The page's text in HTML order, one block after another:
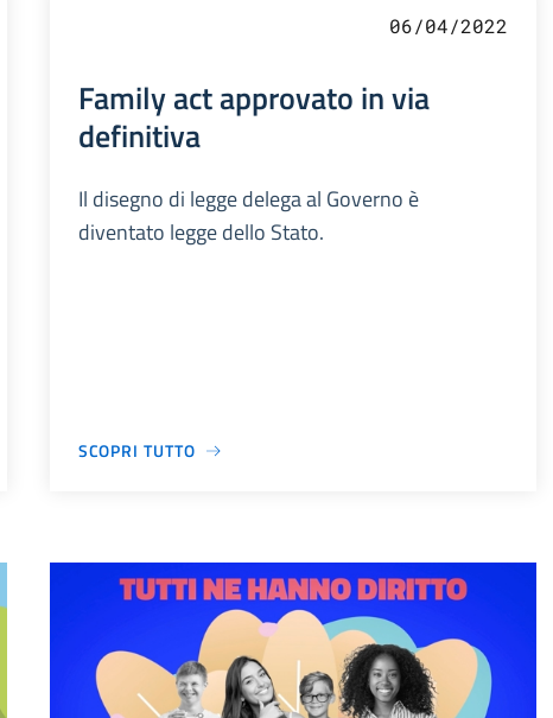
06/04/2022
Family act approvato in via
definitiva
Il disegno di legge delega al Governo è
diventato legge dello Stato.
SCOPRI TUTTO